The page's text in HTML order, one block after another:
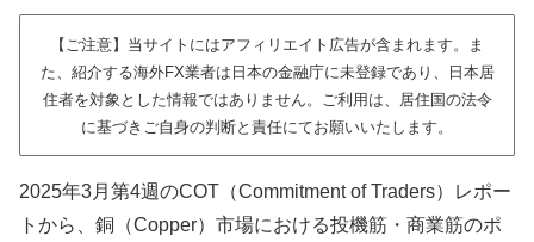
【ご注意】当サイトにはアフィリエイト広告が含まれます。ま
た、紹介する海外FX業者は日本の金融庁に未登録であり、日本居
住者を対象とした情報ではありません。ご利用は、居住国の法令
に基づきご自身の判断と責任にてお願いいたします。
2025年3月第4週のCOT（Commitment of Traders）レポー
トから、銅（Copper）市場における投機筋・商業筋のポ